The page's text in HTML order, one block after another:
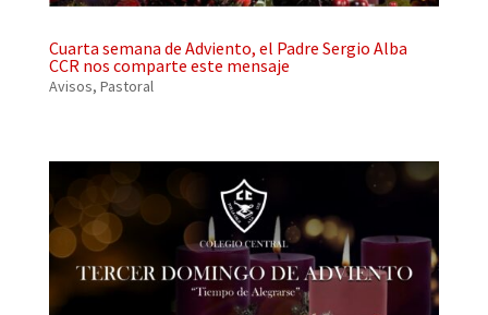
Cuarta semana de Adviento, el Padre Sergio Alba
CCR nos comparte este mensaje
Avisos, Pastoral